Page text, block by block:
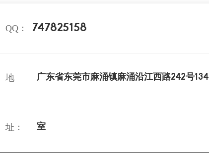
QQ： 747825158
地
址：
广东省东莞市麻涌镇麻涌沿江西路242号134
室